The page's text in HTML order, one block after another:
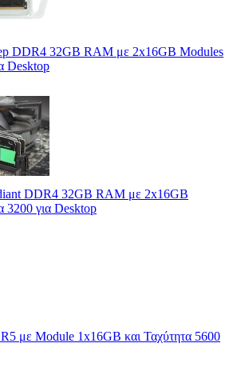
DDR4 32GB RAM με 2x16GB Modules
Desktop
DDR4 32GB RAM με 2x16GB
3200 για Desktop
με Module 1x16GB και Ταχύτητα 5600